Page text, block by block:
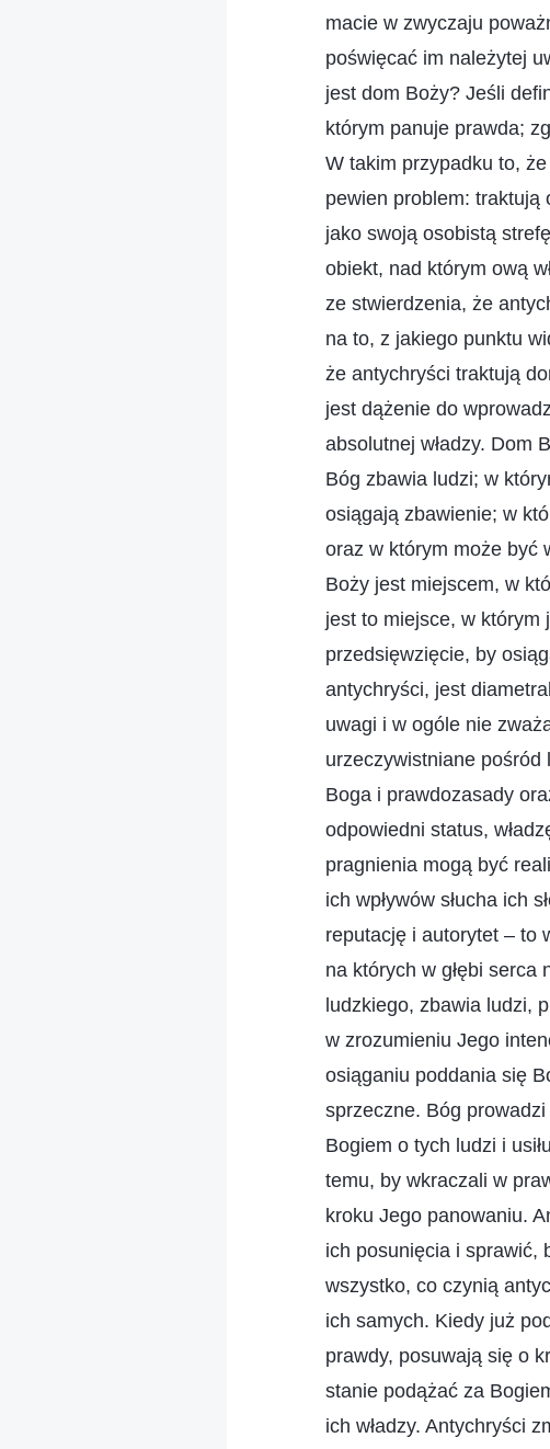
macie w zwyczaju
poświęcać im należytej
jest dom Boży? Jeśli
którym panuje prawda;
W takim przypadku to,
pewien problem: traktują
jako swoją osobistą
obiekt, nad którym ową
ze stwierdzenia, że
na to, z jakiego punktu
że antychryści traktują
jest dążenie do
absolutnej władzy. Dom
Bóg zbawia ludzi; w
osiągają zbawienie; w
oraz w którym może być
Boży jest miejscem, w
jest to miejsce, w którym
przedsięwzięcie, by
antychryści, jest
uwagi i w ogóle nie
urzeczywistniane pośród
Boga i prawdozasady
odpowiedni status,
pragnienia mogą być
ich wpływów słucha ich
reputację i autorytet – to
na których w głębi serca
ludzkiego, zbawia ludzi,
w zrozumieniu Jego
osiąganiu poddania się
sprzeczne. Bóg
Bogiem o tych ludzi i
temu, by wkraczali w
kroku Jego panowaniu.
ich posunięcia i sprawić,
wszystko, co czynią
ich samych. Kiedy już
prawdy, posuwają się o
stanie podążać za
ich władzy. Antychryści